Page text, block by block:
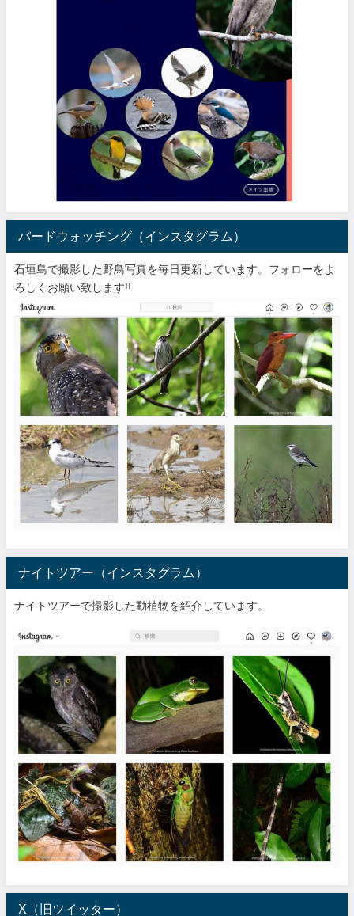
バードウォッチング（インスタグラム）
石垣島で撮影した野鳥写真を毎日更新しています。フォローをよ
ろしくお願い致します!!
ナイトツアー（インスタグラム）
ナイトツアーで撮影した動植物を紹介しています。
X（旧ツイッター）